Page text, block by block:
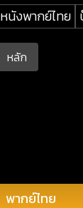
หนังพากย์ไทย
หลัก